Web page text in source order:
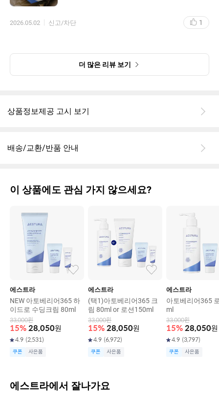
지금은 육안으로는 티가 거의 안나게 좋아졌어요.
뭔가 든든하게 의지되는 느낌입니다. 여러 기능성 제품들을사용하
이에요. 재구매의사있고 만족해요
2026.05.02 신고/차단 1
더 많은 리뷰 보기
상품정보제공 고시 보기
배송/교환/반품 안내
이 상품에도 관심 가지 않으세요?
에스트라
NEW 아토베리어365 하
이드로 수딩크림 80ml
33,000원
15% 28,050원
4.9 (2,531)
쿠폰 사은품
에스트라
(택1)아토베리어365 크
림 80ml or 로션150ml
33,000원
15% 28,050원
4.9 (6,972)
쿠폰 사은품
에스트라
아토베리어365
ml
33,000원
15% 28,050원
4.9 (3,797)
쿠폰 사은품
에스트라에서 잘나가요